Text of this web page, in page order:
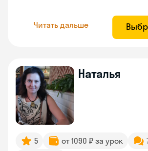
Читать дальше
Наталья
5 от 1090 ₽ за урок